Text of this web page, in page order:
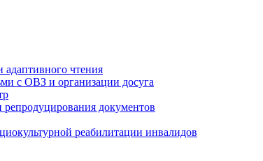
адаптивного чтения
с ОВЗ и организации досуга
документов
реабилитации инвалидов